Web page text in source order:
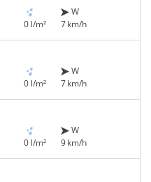
0 l/m²
W
7 km/h
0 l/m²
W
7 km/h
0 l/m²
W
9 km/h